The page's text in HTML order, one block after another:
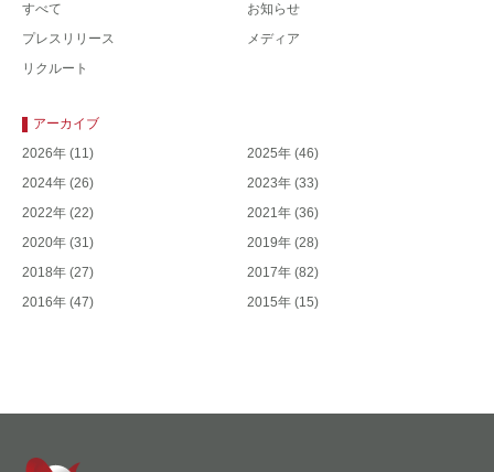
すべて
お知らせ
プレスリリース
メディア
リクルート
アーカイブ
2026年 (11) 2025年 (46)
2024年 (26) 2023年 (33)
2022年 (22) 2021年 (36)
2020年 (31) 2019年 (28)
2018年 (27) 2017年 (82)
2016年 (47) 2015年 (15)